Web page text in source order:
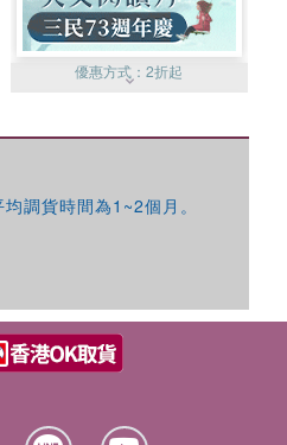
優惠方式：2折起
調貨時間為1~2個月。